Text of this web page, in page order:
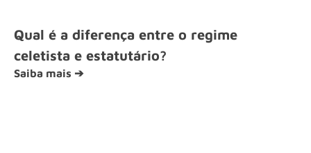
Qual é a diferença entre o regime
celetista e estatutário?
Saiba mais ➔